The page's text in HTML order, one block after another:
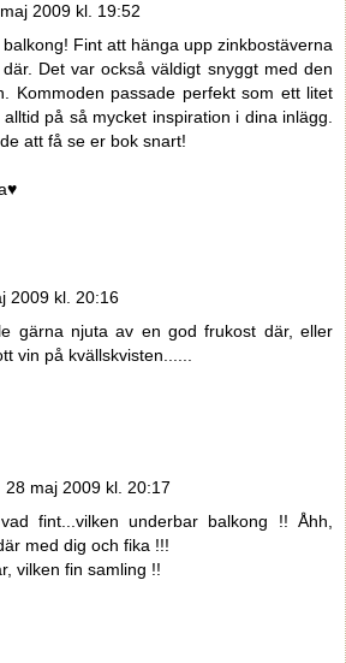
2009 kl. 19:52
Fint att hänga upp zinkbostäverna
Det var också väldigt snyggt med den
Kommoden passade perfekt som ett litet
på så mycket inspiration i dina inlägg.
att få se er bok snart!
2009 kl. 20:16
gärna njuta av en god frukost där, eller
vin på kvällskvisten......
28 maj 2009 kl. 20:17
fint...vilken underbar balkong !! Åhh,
med dig och fika !!!
vilken fin samling !!